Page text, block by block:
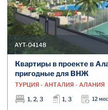
AYT-04148
Квартиры в проекте в
пригодные для ВНЖ
ТУРЦИЯ - АНТАЛИЯ - АЛАНИЯ
1, 2, 3
1, 3 12